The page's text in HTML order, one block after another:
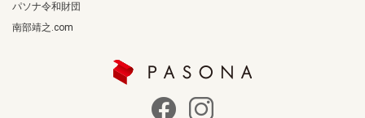
パソナ令和財団
南部靖之.com